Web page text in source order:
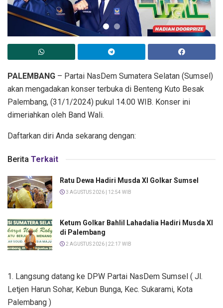
PALEMBANG – Partai NasDem Sumatera Selatan (Sumsel)
akan mengadakan konser terbuka di Benteng Kuto Besak
Palembang, (31/1/2024) pukul 14.00 WIB. Konser ini
dimeriahkan oleh Band Wali.
Daftarkan diri Anda sekarang dengan:
Berita Terkait
Ratu Dewa Hadiri Musda XI Golkar Sumsel
3 AGUSTUS 2026 | 12:54 WIB
Ketum Golkar Bahlil Lahadalia Hadiri Musda XI
di Palembang
2 AGUSTUS 2026 | 22:17 WIB
1. Langsung datang ke DPW Partai NasDem Sumsel ( Jl.
Letjen Harun Sohar, Kebun Bunga, Kec. Sukarami, Kota
Palembang )